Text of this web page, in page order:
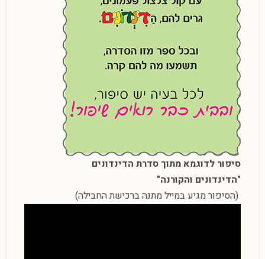
סיפור לדוגמא מתוך סדרת הדינדונים
"הדינדונים והקורנה"
(הסיפור מגיע במייל מתנה ברכישת החבילה)